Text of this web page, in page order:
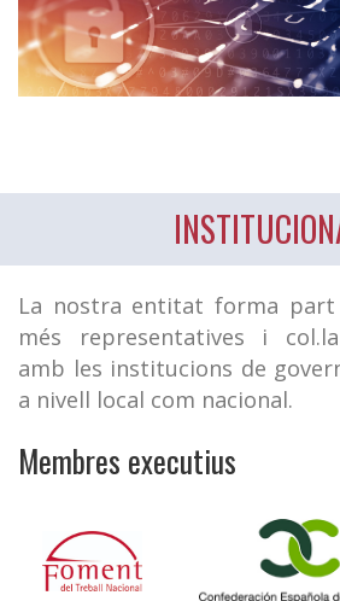
La nostra entitat forma
més representatives i
amb les institucions de
a nivell local com nacional.
Membres executius